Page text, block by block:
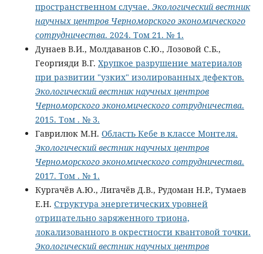
пространственном случае. Экологический вестник
научных центров Черноморского экономического
сотрудничества. 2024. Том 21. № 1.
Дунаев В.И., Молдаванов С.Ю., Лозовой С.Б.,
Георгияди В.Г. Хрупкое разрушение материалов
при развитии "узких" изолированных дефектов.
Экологический вестник научных центров
Черноморского экономического сотрудничества.
2015. Том . № 3.
Гаврилюк М.Н. Область Кебе в классе Монтеля.
Экологический вестник научных центров
Черноморского экономического сотрудничества.
2017. Том . № 1.
Кургачёв А.Ю., Лигачёв Д.В., Рудоман Н.Р., Тумаев
Е.Н. Структура энергетических уровней
отрицательно заряженного триона,
локализованного в окрестности квантовой точки.
Экологический вестник научных центров